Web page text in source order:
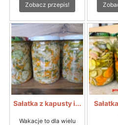
Zobacz przepis!
Sałatka z kapusty i...
Wakacje to dla wielu